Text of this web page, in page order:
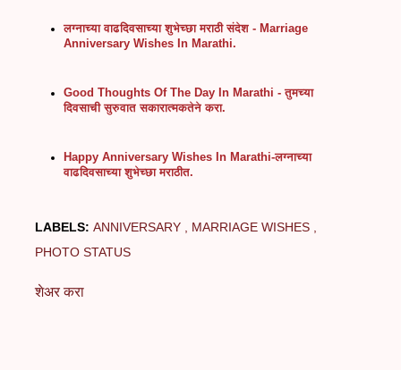
लग्नाच्या वाढदिवसाच्या शुभेच्छा मराठी संदेश - Marriage
Anniversary Wishes In Marathi.
Good Thoughts Of The Day In Marathi - तुमच्या
दिवसाची सुरुवात सकारात्मकतेने करा.
Happy Anniversary Wishes In Marathi-लग्नाच्या
वाढदिवसाच्या शुभेच्छा मराठीत.
LABELS: ANNIVERSARY
MARRIAGE WISHES
PHOTO STATUS
शेअर करा